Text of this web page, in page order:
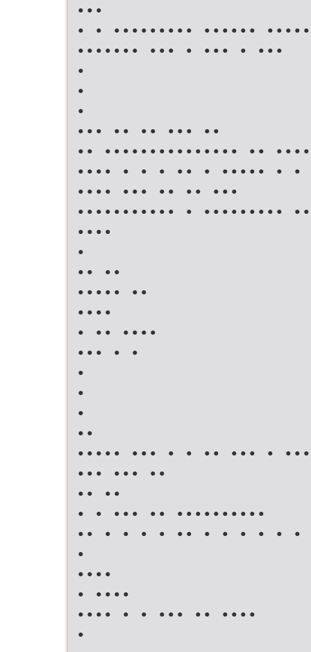
•••
• • ••••••••• ••••••
••••••• ••• • ••• • •••
•
•
•
••• •• •• ••• ••
•• ••••••••••••••• ••
•••• • • • •• • ••••• •
•••• ••• •• •• •••
••••••••••• • •••••••••
••••
•
•• ••
••••• ••
••••
• •• ••••
••• • •
•
•
•
••
••••• ••• • • •• ••• •
••• ••• ••
•• ••
• • ••• •• ••••••••••
•• • • • • •• • • • • •
•
••••
• ••••
•••• • • ••• •• ••••
•